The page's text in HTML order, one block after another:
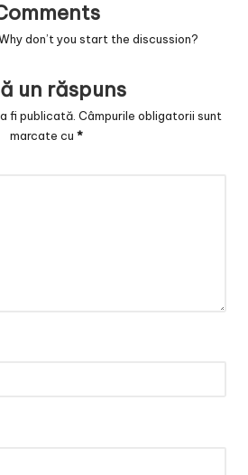
don’t you start the discussion?
un răspuns
fi publicată. Câmpurile obligatorii sunt
marcate cu *